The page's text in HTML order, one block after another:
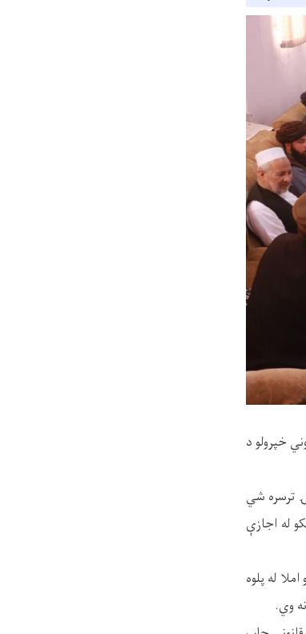
خپرولو د
ترسره شي
له اجازې
له پلوه
وي.